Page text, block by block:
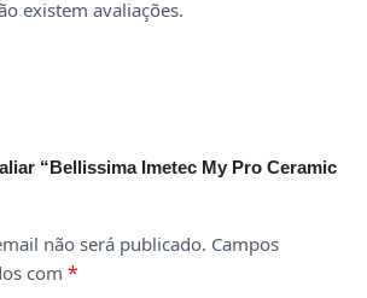
existem avaliações.
“Bellissima Imetec My Pro Ceramic
não será publicado. Campos
com *